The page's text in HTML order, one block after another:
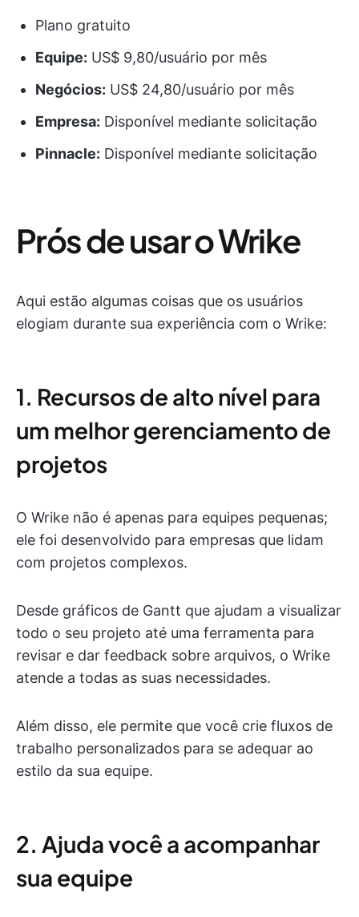
Plano gratuito
Equipe: US$ 9,80/usuário por mês
Negócios: US$ 24,80/usuário por mês
Empresa: Disponível mediante solicitação
Pinnacle: Disponível mediante solicitação
Prós de usar o Wrike
Aqui estão algumas coisas que os usuários
elogiam durante sua experiência com o Wrike:
1. Recursos de alto nível para
um melhor gerenciamento de
projetos
O Wrike não é apenas para equipes pequenas;
ele foi desenvolvido para empresas que lidam
com projetos complexos.
Desde gráficos de Gantt que ajudam a visualizar
todo o seu projeto até uma ferramenta para
revisar e dar feedback sobre arquivos, o Wrike
atende a todas as suas necessidades.
Além disso, ele permite que você crie fluxos de
trabalho personalizados para se adequar ao
estilo da sua equipe.
2. Ajuda você a acompanhar
sua equipe